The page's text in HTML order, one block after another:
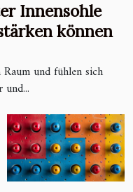
Innensohle
können
und fühlen sich